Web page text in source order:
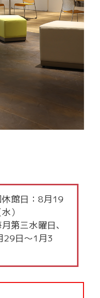
休館日：8月19
）
月第三水曜日、
29日～1月3